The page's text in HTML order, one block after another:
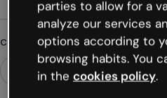
Cerchi qualcosa di diverso?
parties to allow for a
analyze our services
options according to
browsing habits. You
in the cookies policy.